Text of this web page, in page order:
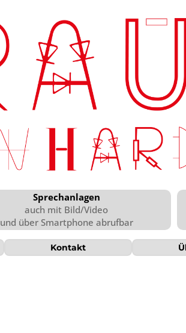
Sprechanlagen
auch mit Bild/Video
und über Smartphone abrufbar
Kontakt